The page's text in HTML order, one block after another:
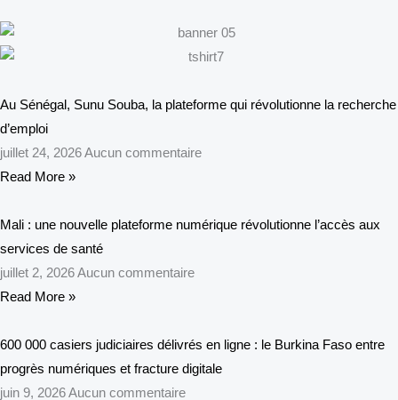
Au Sénégal, Sunu Souba, la plateforme qui révolutionne la recherche
d’emploi
juillet 24, 2026Aucun commentaire
Read More »
Mali : une nouvelle plateforme numérique révolutionne l’accès aux
services de santé
juillet 2, 2026Aucun commentaire
Read More »
600 000 casiers judiciaires délivrés en ligne : le Burkina Faso entre
progrès numériques et fracture digitale
juin 9, 2026Aucun commentaire